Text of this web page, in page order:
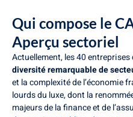
Qui compose le
Aperçu sectoriel
Actuellement, les 40
diversité remarquable de
et la complexité de l’économie
lourds du luxe, dont la
majeurs de la finance et de